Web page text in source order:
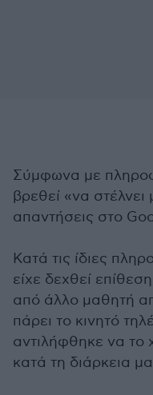
Σύμφωνα με
βρεθεί «να
απαντήσεις στο
Κατά τις ίδιες
είχε δεχθεί
από άλλο μαθητή
πάρει το κινητό
αντιλήφθηκε να το
κατά τη διάρκεια